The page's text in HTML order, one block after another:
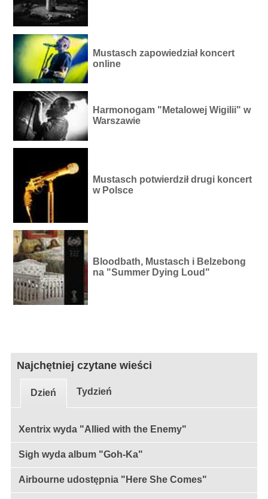
Mustasch zapowiedział koncert
online
Harmonogam "Metalowej Wigilii" w
Warszawie
Mustasch potwierdził drugi koncert
w Polsce
Bloodbath, Mustasch i Belzebong
na "Summer Dying Loud"
Najchętniej czytane wieści
Dzień Tydzień
Xentrix wyda "Allied with the Enemy"
Sigh wyda album "Goh-Ka"
Airbourne udostępnia "Here She Comes"